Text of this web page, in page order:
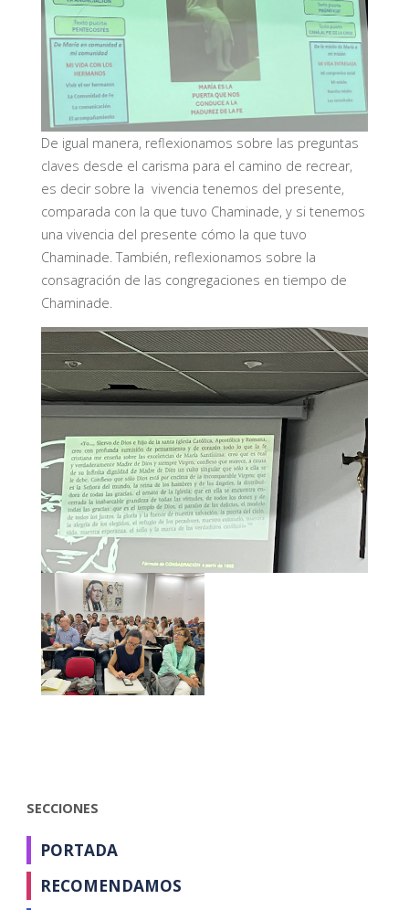
De igual manera, reflexionamos sobre las preguntas
claves desde el carisma para el camino de recrear,
es decir sobre la vivencia tenemos del presente,
comparada con la que tuvo Chaminade, y si tenemos
una vivencia del presente cómo la que tuvo
Chaminade. También, reflexionamos sobre la
consagración de las congregaciones en tiempo de
Chaminade.
SECCIONES
PORTADA
RECOMENDAMOS